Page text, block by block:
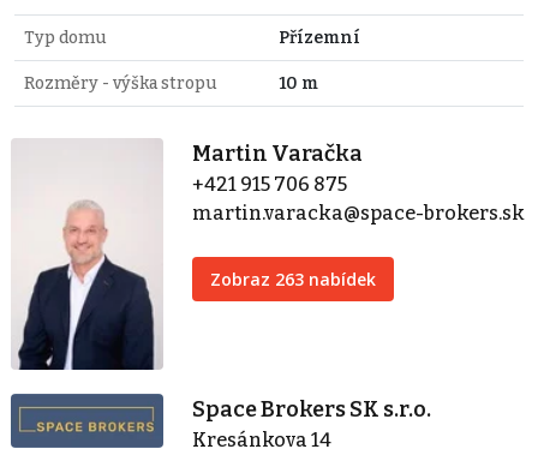
Typ domu Přízemní
Rozměry - výška stropu 10 m
Martin Varačka
+421 915 706 875
martin.varacka@space-brokers.sk
Zobraz 263 nabídek
Space Brokers SK s.r.o.
Kresánkova 14